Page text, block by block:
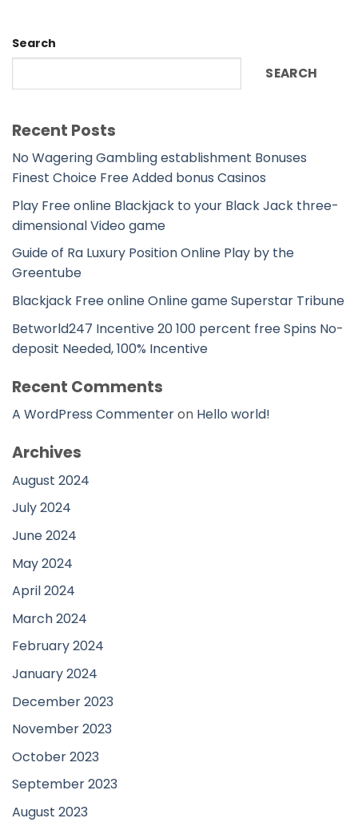
Search
SEARCH
Recent Posts
No Wagering Gambling establishment Bonuses
Finest Choice Free Added bonus Casinos
Play Free online Blackjack to your Black Jack three-
dimensional Video game
Guide of Ra Luxury Position Online Play by the
Greentube
Blackjack Free online Online game Superstar Tribune
Betworld247 Incentive 20 100 percent free Spins No-
deposit Needed, 100% Incentive
Recent Comments
A WordPress Commenteron Hello world!
Archives
August 2024
July 2024
June 2024
May 2024
April 2024
March 2024
February 2024
January 2024
December 2023
November 2023
October 2023
September 2023
August 2023